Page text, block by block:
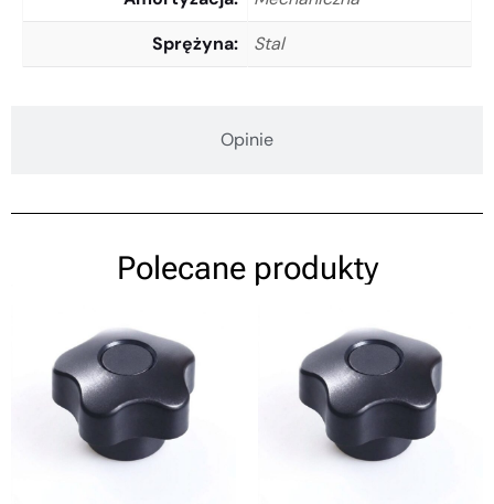
Opinie
Sprężyna
Stal
Polecane produkty